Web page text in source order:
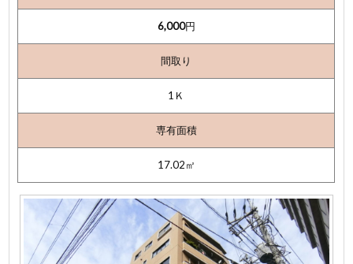
6,000円
間取り
1Ｋ
専有面積
17.02㎡